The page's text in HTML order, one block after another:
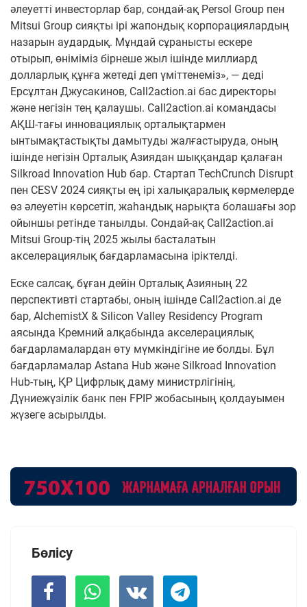
әлеуетті инвесторлар бар, сондай-ақ Persol Group пен
Mitsui Group сияқты ірі жапондық корпорациялардың
назарын аудардық. Мұндай сұранысты ескере
отырып, өніміміз бірнеше жыл ішінде миллиард
долларлық құнға жетеді деп үміттенеміз», — деді
Ерсұлтан Джусакинов, Call2action.ai бас директоры
және негізін тең қалаушы. Call2action.ai командасы
АҚШ-тағы инновациялық орталықтармен
ынтымақтастықты дамытуды жалғастыруда, оның
ішінде негізін Орталық Азиядан шыққандар қалаған
Silkroad Innovation Hub бар. Стартап TechCrunch Disrupt
пен CESV 2024 сияқты ең ірі халықаралық көрмелерде
өз әлеуетін көрсетіп, жаһандық нарықта болашағы зор
ойыншы ретінде танылды. Сондай-ақ Call2action.ai
Mitsui Group-тің 2025 жылы басталатын
акселерациялық бағдарламасына іріктелді.
Еске салсақ, бұған дейін Орталық Азияның 22
перспективті стартабы, оның ішінде Call2action.ai де
бар, AlchemistX & Silicon Valley Residency Program
аясында Кремний алқабында акселерациялық
бағдарламалардан өту мүмкіндігіне ие болды. Бұл
бағдарламалар Astana Hub және Silkroad Innovation
Hub-тың, ҚР Цифрлық даму министрлігінің,
Дүниежүзілік банк пен FPIP жобасының қолдауымен
жүзеге асырылды.
Бөлісу